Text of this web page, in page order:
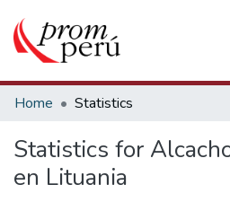
Communities & Collections
Estadísticas Externas
Home Statistics
Statistics for
en Lituania